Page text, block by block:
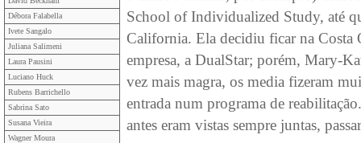
Débora Falabella
Ivete Sangalo
Juliana Salimeni
Laura Pausini
Luciano Huck
Rubens Barrichello
Sabrina Sato
Susana Vieira
Wagner Moura
School of Individualized Study, até
California. Ela decidiu ficar na Costa
empresa, a DualStar; porém, Mary-
vez mais magra, os media fizeram
entrada num programa de
antes eram vistas sempre juntas,